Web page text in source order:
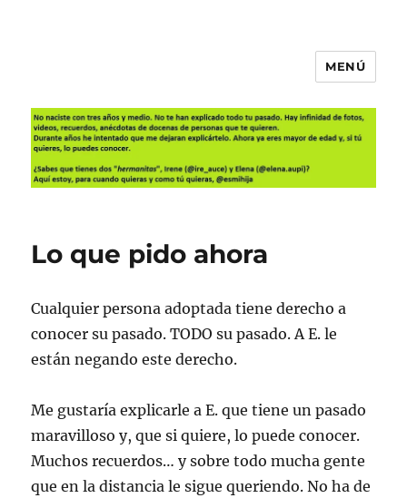
MENÚ
Lo que pido ahora
Cualquier persona adoptada tiene derecho a
conocer su pasado. TODO su pasado. A E. le
están negando este derecho.
Me gustaría explicarle a E. que tiene un pasado
maravilloso y, que si quiere, lo puede conocer.
Muchos recuerdos… y sobre todo mucha gente
que en la distancia le sigue queriendo. No ha de